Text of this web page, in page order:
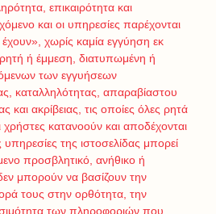
επικαιρότητα και
και οι υπηρεσίες παρέχονται
χωρίς καμία εγγύηση εκ
ή έμμεση, διατυπωμένη ή
των εγγυήσεων
καταλληλότητας, απαραβίαστου
και ακρίβειας, τις οποίες όλες ρητά
κατανοούν και αποδέχονται
υπηρεσίες της ιστοσελίδας μπορεί
προσβλητικό, ανήθικο ή
μπορούν να βασίζουν την
τους στην ορθότητα, την
των πληροφοριών που